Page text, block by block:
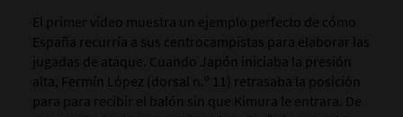
El primer vídeo muestra un ejemplo perfecto de cómo
España recurría a sus centrocampistas para elaborar las
jugadas de ataque. Cuando Japón iniciaba la presión
alta, Fermín López (dorsal n.º 11) retrasaba la posición
para para recibir el balón sin que Kimura le entrara. De